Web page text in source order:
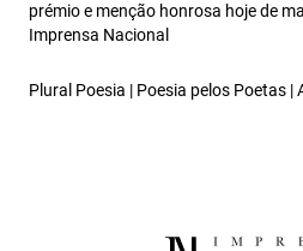
prémio e menção honrosa hoje de
Imprensa Nacional
Plural Poesia | Poesia pelos Poetas |